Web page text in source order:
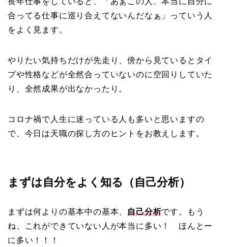
合ってる仕事に巡り合えてないんだなぁ」っていう人
をよく見ます。
やりたい気持ちだけが先走り、傍から見ているとタイ
プや性格などが全然合っていないのに空回りしていた
り、全然成果が出なかったり。
コロナ禍で人生に迷っている人も多いと思いますの
で、今日は天職の探し方のヒントをお教えします。
まずは自分をよく知る（自己分析）
まずは何よりの基本中の基本、自己分析です。もう
ね、これができていない人が本当に多い！ ほんとー
に多い！！！